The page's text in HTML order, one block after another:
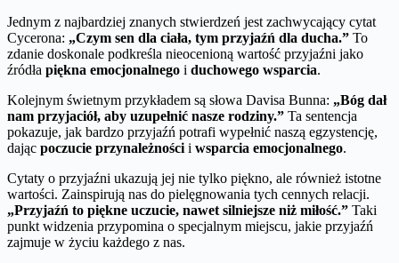
Jednym z najbardziej znanych stwierdzeń jest zachwycający cytat
Cycerona: „Czym sen dla ciała, tym przyjaźń dla ducha.” To
zdanie doskonale podkreśla nieocenioną wartość przyjaźni jako
źródła piękna emocjonalnego i duchowego wsparcia.
Kolejnym świetnym przykładem są słowa Davisa Bunna: „Bóg dał
nam przyjaciół, aby uzupełnić nasze rodziny.” Ta sentencja
pokazuje, jak bardzo przyjaźń potrafi wypełnić naszą egzystencję,
dając poczucie przynależności i wsparcia emocjonalnego.
Cytaty o przyjaźni ukazują jej nie tylko piękno, ale również istotne
wartości. Zainspirują nas do pielęgnowania tych cennych relacji.
„Przyjaźń to piękne uczucie, nawet silniejsze niż miłość.” Taki
punkt widzenia przypomina o specjalnym miejscu, jakie przyjaźń
zajmuje w życiu każdego z nas.